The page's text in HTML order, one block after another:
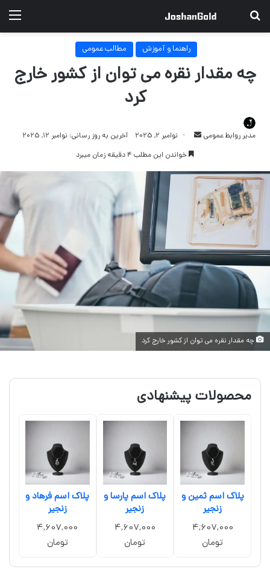
جستجو برای
راهنما و آموزش مطالب عمومی
چه مقدار نقره می توان از کشور خارج
کرد
مدیر روابط عمومی
ارسال
ایمیل
نوامبر 2, 2025
آخرین به روز رسانی: نوامبر 12, 2025
خواندن این مطلب 4 دقیقه زمان میبرد
چه مقدار نقره می توان از کشور خارج کرد
محصولات پیشنهادی
پلاک اسم ثمین و
زنجیر
4,607,000
تومان
پلاک اسم پارسا و
زنجیر
4,607,000
تومان
پلاک اسم فرهاد و
زنجیر
4,607,000
تومان